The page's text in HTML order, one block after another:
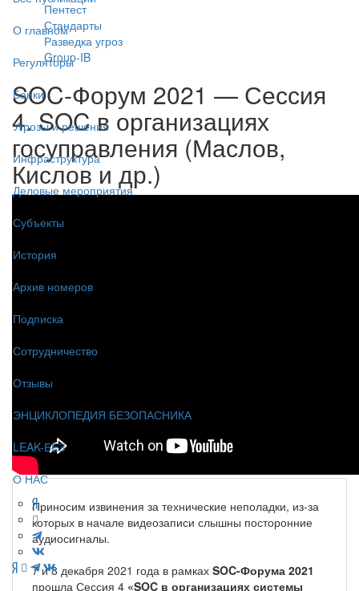
О главном
Регуляторы
Банки
Угрозы и решения
Инфраструктура
Деловые мероприятия
Субъекты
История
Архив номеров
Подписка
Сотрудничество
Отзывы
ЭНЦИКЛОПЕДИЯ БЕЗОПАСНИКА
LEAK-БЕЗ
О НАС
Пентест
Стандарты
Разведка угроз
Group-IB
SOC-Форум 2021 — Сессия
4. SOC в организациях
госуправления (Маслов,
Кислов и др.)
Приносим извинения за технические неполадки, из-за
которых в начале видеозаписи слышны посторонние
аудиосигналы.
7 и 8 декабря 2021 года в рамках SOC-Форума 2021
прошла Сессия 4 «SOC в организациях системы